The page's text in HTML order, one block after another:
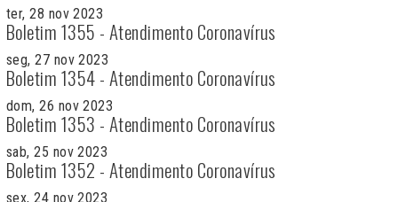
ter, 28 nov 2023
Boletim 1355 - Atendimento Coronavírus
seg, 27 nov 2023
Boletim 1354 - Atendimento Coronavírus
dom, 26 nov 2023
Boletim 1353 - Atendimento Coronavírus
sab, 25 nov 2023
Boletim 1352 - Atendimento Coronavírus
sex, 24 nov 2023